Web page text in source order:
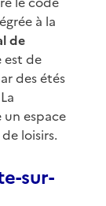
à la
de
est de
des étés
espace
loisirs.
sur-